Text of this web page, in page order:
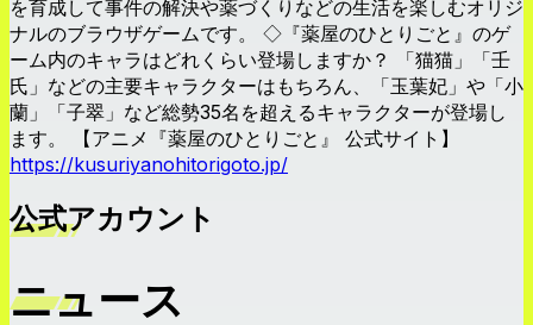
を育成して事件の解決や薬づくりなどの生活を楽しむオリジ
ナルのブラウザゲームです。 ◇『薬屋のひとりごと』のゲ
ーム内のキャラはどれくらい登場しますか？ 「猫猫」「壬
氏」などの主要キャラクターはもちろん、「玉葉妃」や「小
蘭」「子翠」など総勢35名を超えるキャラクターが登場し
ます。 【アニメ『薬屋のひとりごと』 公式サイト】
https://kusuriyanohitorigoto.jp/
公式アカウント
ニュース